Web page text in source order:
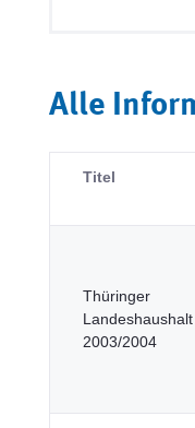
Alle
Titel
Thüringer
Landeshaushalt
2003/2004